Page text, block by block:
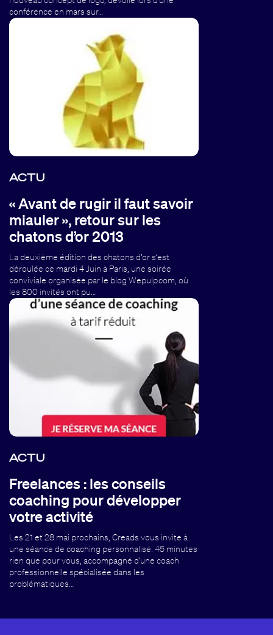
conférence en mars sur…
ACTU
« Avant de rugir il faut savoir
miauler », retour sur les
chatons d’or 2013
La deuxième édition des chatons d’or s’est
déroulée ce mardi 4 Juin à Paris, une soirée
conviviale organisée par le blog Wepulp.com, où
les 800 invités ont pu…
ACTU
Freelances : les conseils
coaching pour développer
votre activité
Les 21 et 28 mai prochains, Creads vous invite à
une séance de coaching personnalisé. 45 minutes
rien que pour vous, accompagné d’une coach
professionnelle spécialisée dans les
problématiques…